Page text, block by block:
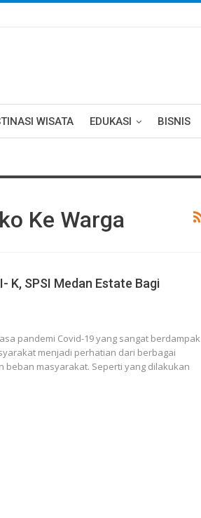
WISATA EDUKASI BISNIS
Ke Warga
K, SPSI Medan Estate Bagi
pandemi Covid-19 yang sangat berdampak
menjadi perhatian dari berbagai
beban masyarakat. Seperti yang dilakukan